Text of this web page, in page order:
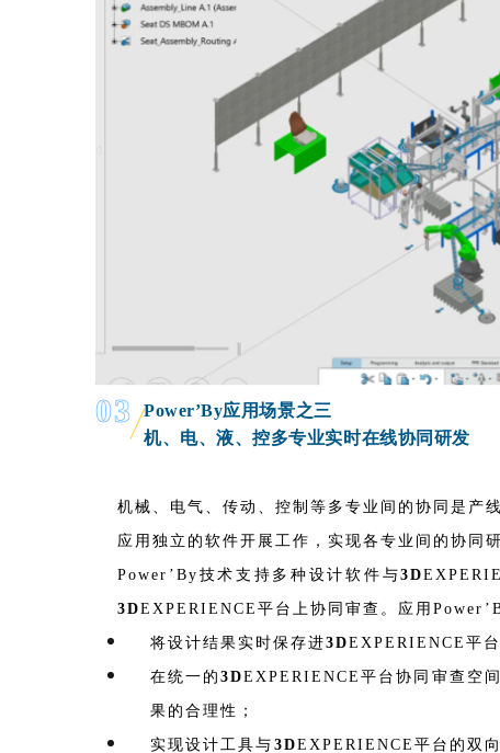
03
Power’By应用场景之三
机、电、液、控多专业实时在线协同研发
机械、电气、传动、控制等多专业间的协同是产
应用独立的软件开展工作，实现各专业间的协同
Power’By技术支持多种设计软件与3D
3DEXPERIENCE平台 上协同审查。应用
将设计结果实时保存进3DEXPERIENCE平台
在统一的3DEXPERIENCE平台协同审查空
果的合理性；
实现设计工具与 3DEXPERIENCE平台 的双